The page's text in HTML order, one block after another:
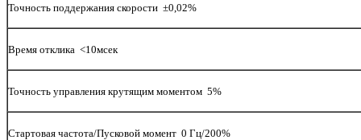
Точность поддержания скорости ±0,02%
Время отклика <10мсек
Точность управления крутящим моментом 5%
Стартовая частота/Пусковой момент 0 Гц/200%